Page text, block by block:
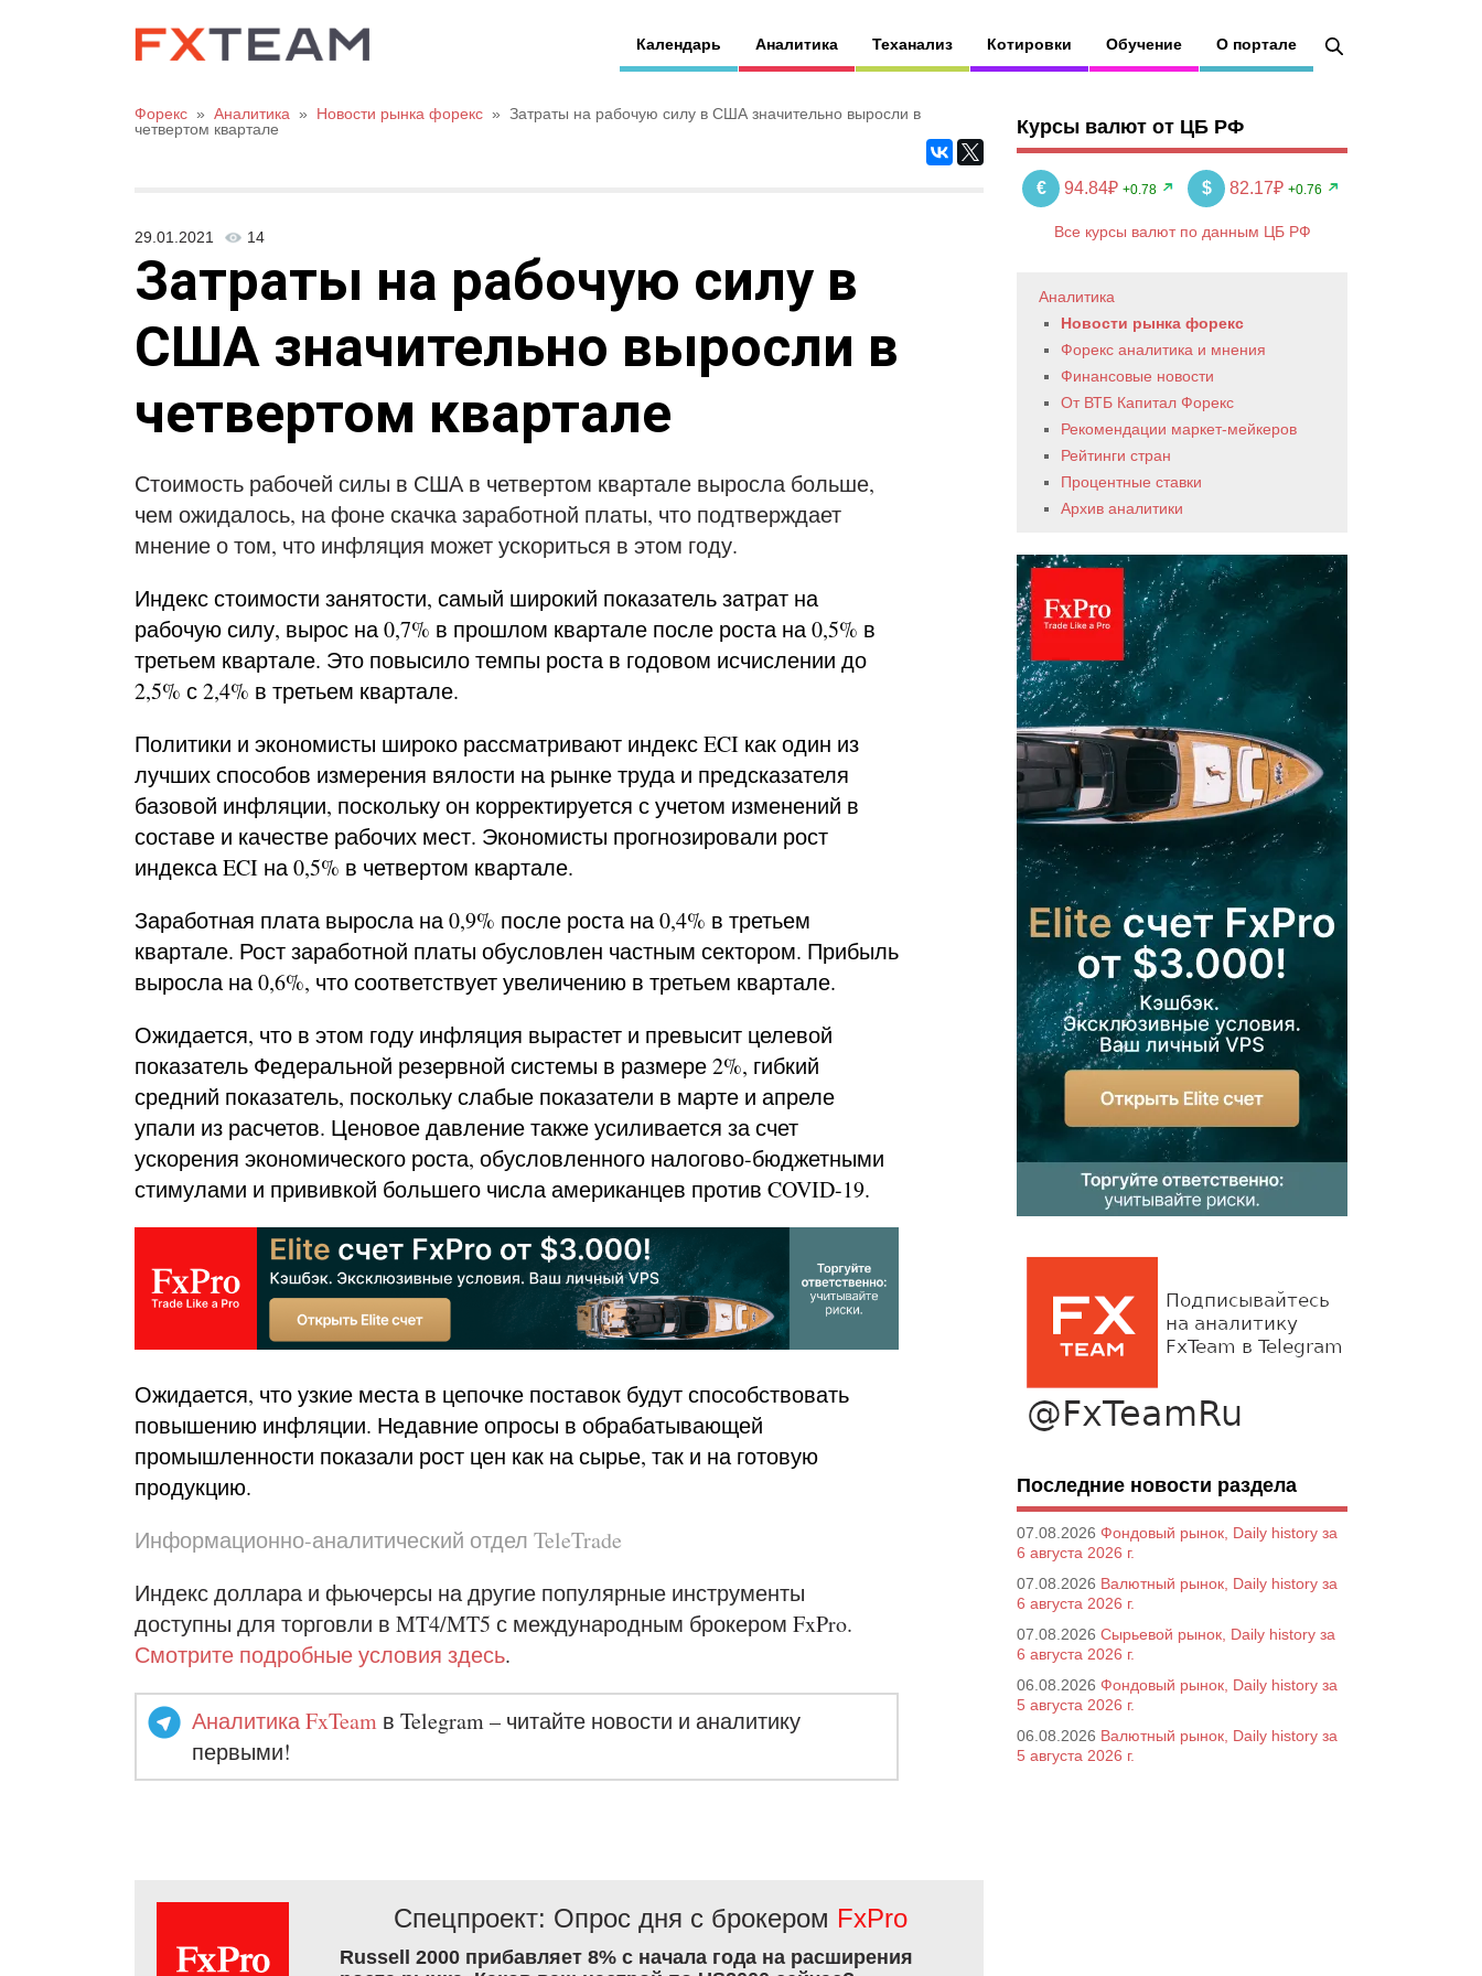
Календарь Аналитика Теханализ Котировки Обучение О портале
Форекс » Аналитика » Новости рынка форекс » Затраты на рабочую силу в США значительно выросли в
четвертом квартале
29.01.2021 14
Затраты на рабочую силу в
США значительно выросли в
четвертом квартале
Стоимость рабочей силы в США в четвертом квартале выросла больше,
чем ожидалось, на фоне скачка заработной платы, что подтверждает
мнение о том, что инфляция может ускориться в этом году.
Индекс стоимости занятости, самый широкий показатель затрат на
рабочую силу, вырос на 0,7% в прошлом квартале после роста на 0,5% в
третьем квартале. Это повысило темпы роста в годовом исчислении до
2,5% с 2,4% в третьем квартале.
Политики и экономисты широко рассматривают индекс ECI как один из
лучших способов измерения вялости на рынке труда и предсказателя
базовой инфляции, поскольку он корректируется с учетом изменений в
составе и качестве рабочих мест. Экономисты прогнозировали рост
индекса ECI на 0,5% в четвертом квартале.
Заработная плата выросла на 0,9% после роста на 0,4% в третьем
квартале. Рост заработной платы обусловлен частным сектором. Прибыль
выросла на 0,6%, что соответствует увеличению в третьем квартале.
Ожидается, что в этом году инфляция вырастет и превысит целевой
показатель Федеральной резервной системы в размере 2%, гибкий
средний показатель, поскольку слабые показатели в марте и апреле
упали из расчетов. Ценовое давление также усиливается за счет
ускорения экономического роста, обусловленного налогово-бюджетными
стимулами и прививкой большего числа американцев против COVID-19.
Ожидается, что узкие места в цепочке поставок будут способствовать
повышению инфляции. Недавние опросы в обрабатывающей
промышленности показали рост цен как на сырье, так и на готовую
продукцию.
Информационно-аналитический отдел TeleTrade
Индекс доллара и фьючерсы на другие популярные инструменты
доступны для торговли в MT4/MT5 с международным брокером FxPro.
Смотрите подробные условия здесь.
Аналитика FxTeam в Telegram – читайте новости и аналитику
первыми!
Спецпроект: Опрос дня с брокером FxPro
Russell 2000 прибавляет 8% с начала года на расширения
Курсы валют от ЦБ РФ
€ 94.84₽ +0.78 $ 82.17₽ +0.76
Все курсы валют по данным ЦБ РФ
Аналитика
Новости рынка форекс
Форекс аналитика и мнения
Финансовые новости
От ВТБ Капитал Форекс
Рекомендации маркет-мейкеров
Рейтинги стран
Процентные ставки
Архив аналитики
Последние новости раздела
07.08.2026 Фондовый рынок, Daily history за
6 августа 2026 г.
07.08.2026 Валютный рынок, Daily history за
6 августа 2026 г.
07.08.2026 Сырьевой рынок, Daily history за
6 августа 2026 г.
06.08.2026 Фондовый рынок, Daily history за
5 августа 2026 г.
06.08.2026 Валютный рынок, Daily history за
5 августа 2026 г.